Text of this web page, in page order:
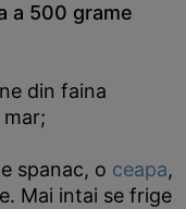
a 500 grame
din faina
spanac, o ceapa,
Mai intai se frige